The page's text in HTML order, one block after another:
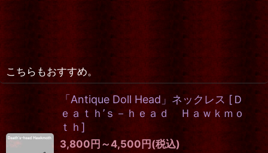
こちらもおすすめ。
「Antique Doll Head」ネックレス [ Ｄ
ｅａｔｈ’ｓ－ｈｅａｄ Ｈａｗｋｍｏ
ｔｈ ]
3,800 円 ～4,500 円 (税込)